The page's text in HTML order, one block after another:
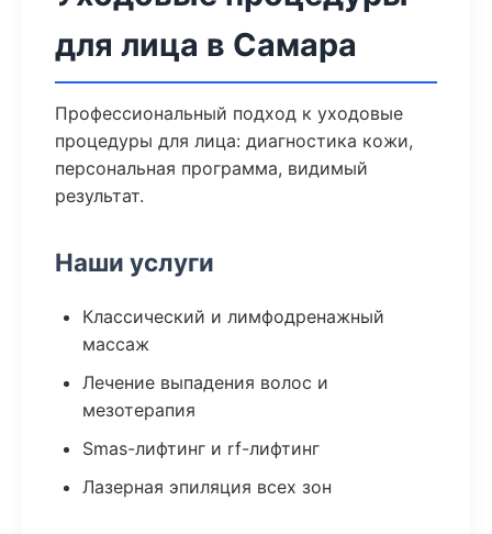
для лица в Самара
Профессиональный подход к уходовые
процедуры для лица: диагностика кожи,
персональная программа, видимый
результат.
Наши услуги
Классический и лимфодренажный
массаж
Лечение выпадения волос и
мезотерапия
Smas-лифтинг и rf-лифтинг
Лазерная эпиляция всех зон